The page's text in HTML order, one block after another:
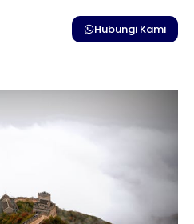
Hubungi Kami